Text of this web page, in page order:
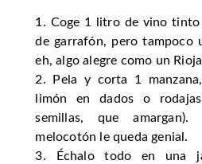
Coge 1 litro de vino tinto
de garrafón, pero tampoco
eh, algo alegre como un
Pela y corta 1
limón en dados o
semillas, que
melocotón le queda genial.
Échalo todo en una